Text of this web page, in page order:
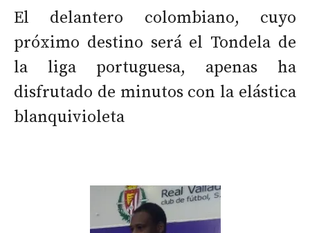
El delantero colombiano, cuyo
próximo destino será el Tondela de
la liga portuguesa, apenas ha
disfrutado de minutos con la elástica
blanquivioleta